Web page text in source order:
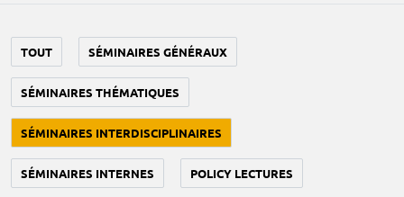
TOUT SÉMINAIRES GÉNÉRAUX
SÉMINAIRES THÉMATIQUES
SÉMINAIRES INTERDISCIPLINAIRES
SÉMINAIRES INTERNES POLICY LECTURES